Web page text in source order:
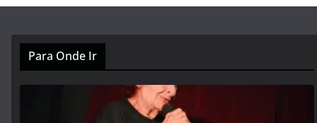
Para Onde Ir